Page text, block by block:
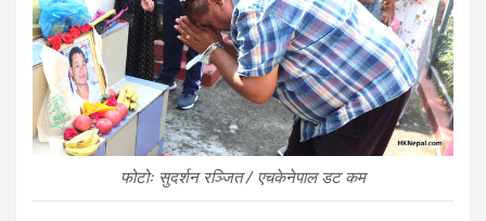
फोटोः सुदर्शन रञ्जित / एचकेनेपाल डट कम